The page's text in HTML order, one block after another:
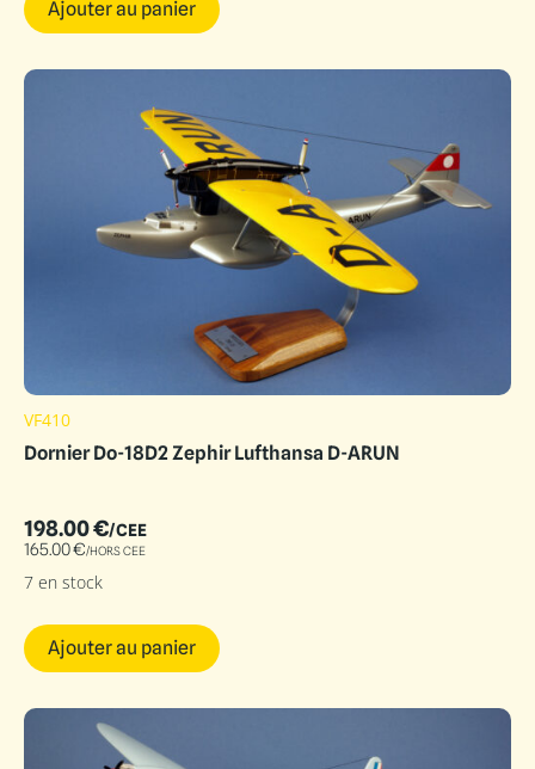
Ajouter au panier
VF410
Dornier Do-18D2 Zephir Lufthansa D-ARUN
198.00€/CEE
165.00€/HORS CEE
7 en stock
Ajouter au panier